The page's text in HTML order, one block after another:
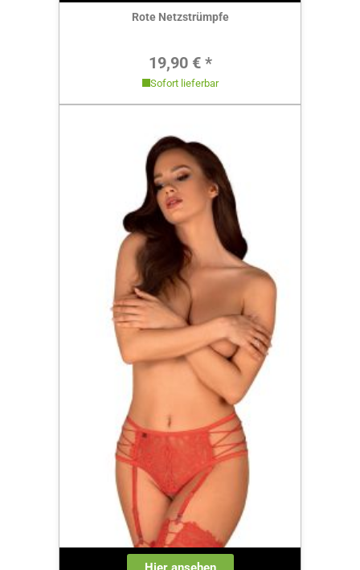
Rote Netzstrümpfe
Regulärer Preis:
19,90 € *
Sofort lieferbar